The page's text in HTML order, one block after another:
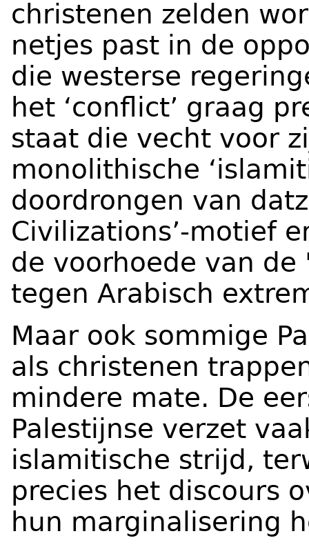
christenen zelden
netjes past in de
die westerse
het ‘conflict’ graag
staat die vecht voor
monolithische
doordrongen van
Civilizations’-motief
de voorhoede van
tegen Arabisch
Maar ook sommige
als christenen
mindere mate. De
Palestijnse verzet
islamitische strijd,
precies het discours
hun marginalisering